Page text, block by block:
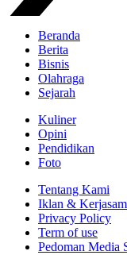
Beranda
Berita
Bisnis
Olahraga
Sejarah
Kuliner
Opini
Pendidikan
Foto
Tentang Kami
Iklan &
Privacy Policy
Term of use
Pedoman Media